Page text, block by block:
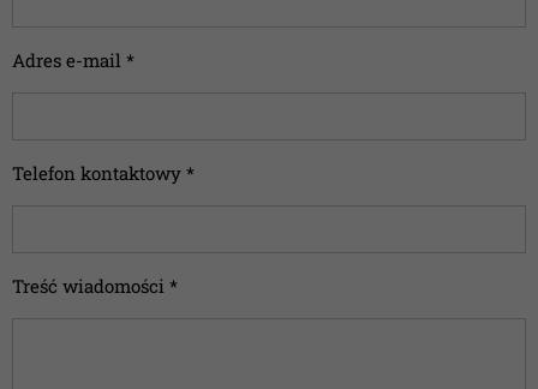
Adres e-mail *
Telefon kontaktowy *
Treść wiadomości *